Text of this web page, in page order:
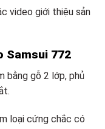
video giới thiệu sản
Samsui 772
bằng gỗ 2 lớp, phủ
loại cứng chắc có